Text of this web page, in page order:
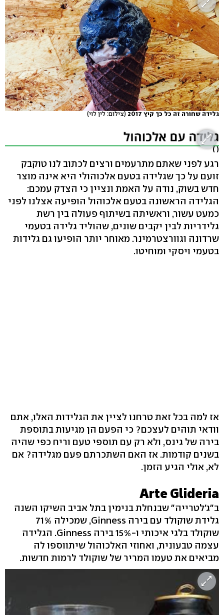
גלידה שחורה זה כל כך קיץ 2017 (צילום: לין לוי)
( )
רגע לפני שאתם מתרעמים ורצים לכתוב לנו טוקבק
זועם על כך שגלידה בטעם אלכוהולי היא אינה מוצר
חדש בשוק, נודה על האמת ונציין כי הצדק עמכם:
הגלידה הראשונה בטעם אלכוהול הופיעה אצלנו לפני
כמעט עשור, וראשיתה בשיתוף פעולה בין רשת
גלידריות לבין יקבים שונים, שהוליד גלידה בטעמי
שרדונה וגוורצטרמינר. מאוחר יותר הופיעו גם גלידות
בטעמי ויסקי ומוחיטו.
אז למה בכל זאת טרחנו לציין את הגלידות האלו, אתם
וודאי תוהים לעצכם? כי הפעם הן מגיעות בתוספת
בירה של גינס, ולא רק עם תוספי טעם וריח כפי שהיה
בשנים קודמות. אז האם השתכרתם פעם מגלידה? אם
לא, אולי הגיע הזמן.
Arte Glideria
ב"ג'לטרייה" שבנחלת בנימין בתל אביב השיקו השנה
גלידת שוקולד עם בירה Ginness, שמכילה 71%
שוקולד בלגי איכותי ו-15% בירה Ginness. הגלידה
עצמה טבעונית, ואחוזי האלכוהול שיתווספו לה
מביאים את טעמו המריר של שוקולד לרמות חדשות.